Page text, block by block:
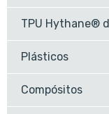
TPU Hythane®
Plásticos
Compósitos